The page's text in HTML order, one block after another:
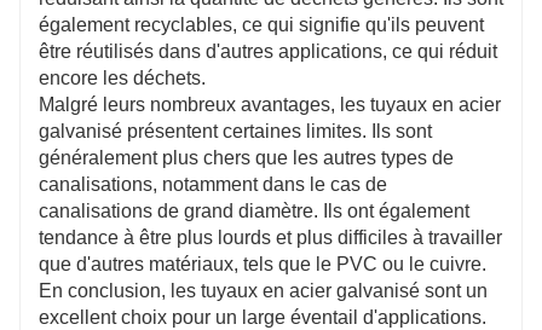
également recyclables, ce qui signifie qu'ils peuvent
être réutilisés dans d'autres applications, ce qui réduit
encore les déchets.
Malgré leurs nombreux avantages, les tuyaux en acier
galvanisé présentent certaines limites. Ils sont
généralement plus chers que les autres types de
canalisations, notamment dans le cas de
canalisations de grand diamètre. Ils ont également
tendance à être plus lourds et plus difficiles à travailler
que d'autres matériaux, tels que le PVC ou le cuivre.
En conclusion, les tuyaux en acier galvanisé sont un
excellent choix pour un large éventail d'applications.